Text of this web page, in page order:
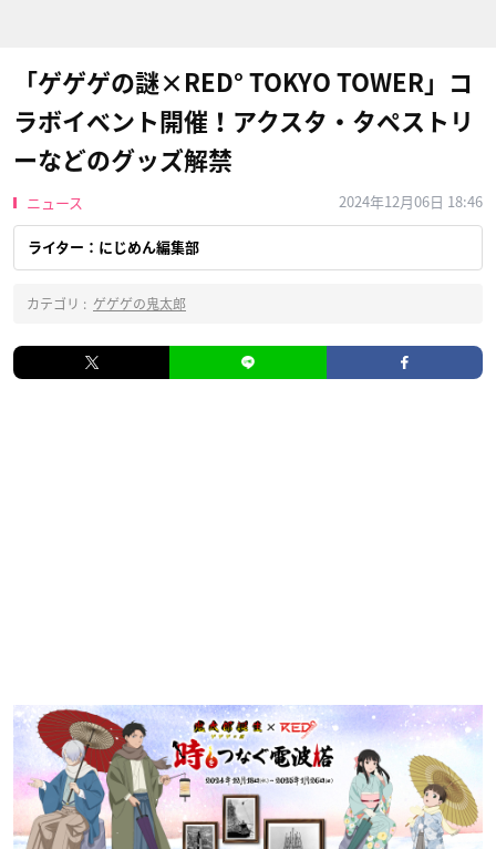
「ゲゲゲの謎×RED° TOKYO TOWER」コ
ラボイベント開催！アクスタ・タペストリ
ーなどのグッズ解禁
ニュース 2024年12月06日 18:46
ライター：にじめん編集部
カテゴリ : ゲゲゲの鬼太郎